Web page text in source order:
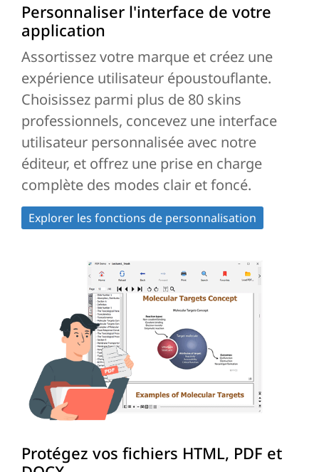
Personnaliser l'interface de votre
application
Assortissez votre marque et créez une
expérience utilisateur époustouflante.
Choisissez parmi plus de 80 skins
professionnels, concevez une interface
utilisateur personnalisée avec notre
éditeur, et offrez une prise en charge
complète des modes clair et foncé.
Explorer les fonctions de personnalisation
Protégez vos fichiers HTML, PDF et